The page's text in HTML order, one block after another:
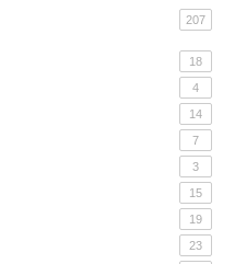
207
18
4
14
7
3
15
19
23